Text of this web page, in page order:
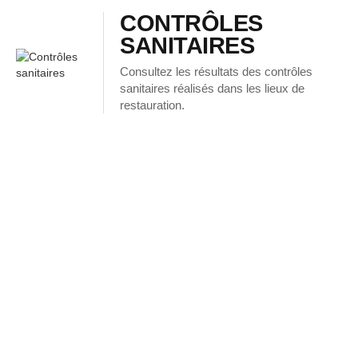
CONTRÔLES
SANITAIRES
Consultez les résultats des contrôles
sanitaires réalisés dans les lieux de
restauration.